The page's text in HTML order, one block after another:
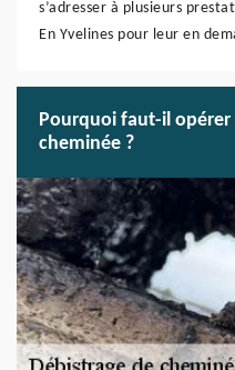
s’adresser à plusieurs
En Yvelines pour leur en
Pourquoi faut-il opérer
cheminée ?